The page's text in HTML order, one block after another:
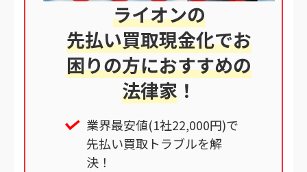
ライオンの
先払い買取現金化でお
困りの方におすすめの
法律家 ！
業界最安値(1社22,000円)で
先払い買取トラブルを解
決！